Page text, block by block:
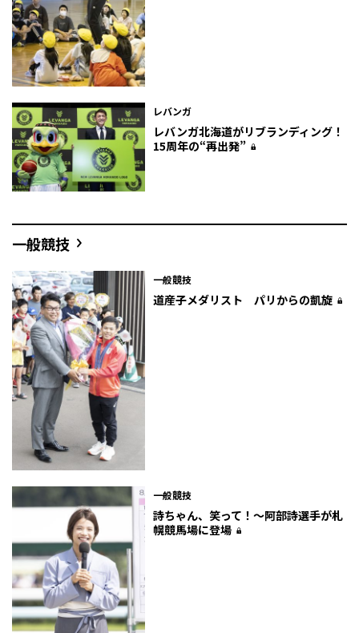
レバンガ
レバンガ北海道がリブランディング！
15周年の“再出発”
一般競技
一般競技
道産子メダリスト パリからの凱旋
一般競技
詩ちゃん、笑って！～阿部詩選手が札
幌競馬場に登場